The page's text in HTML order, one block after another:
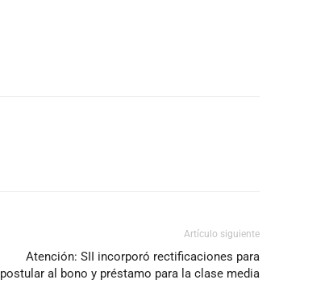
Artículo siguiente
Atención: SII incorporó rectificaciones para
postular al bono y préstamo para la clase media